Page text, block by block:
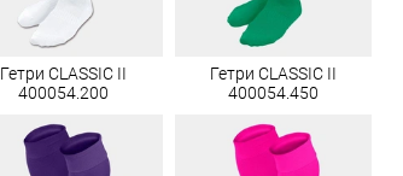
Гетри CLASSIC II
400054.200
Гетри CLASSIC II
400054.450